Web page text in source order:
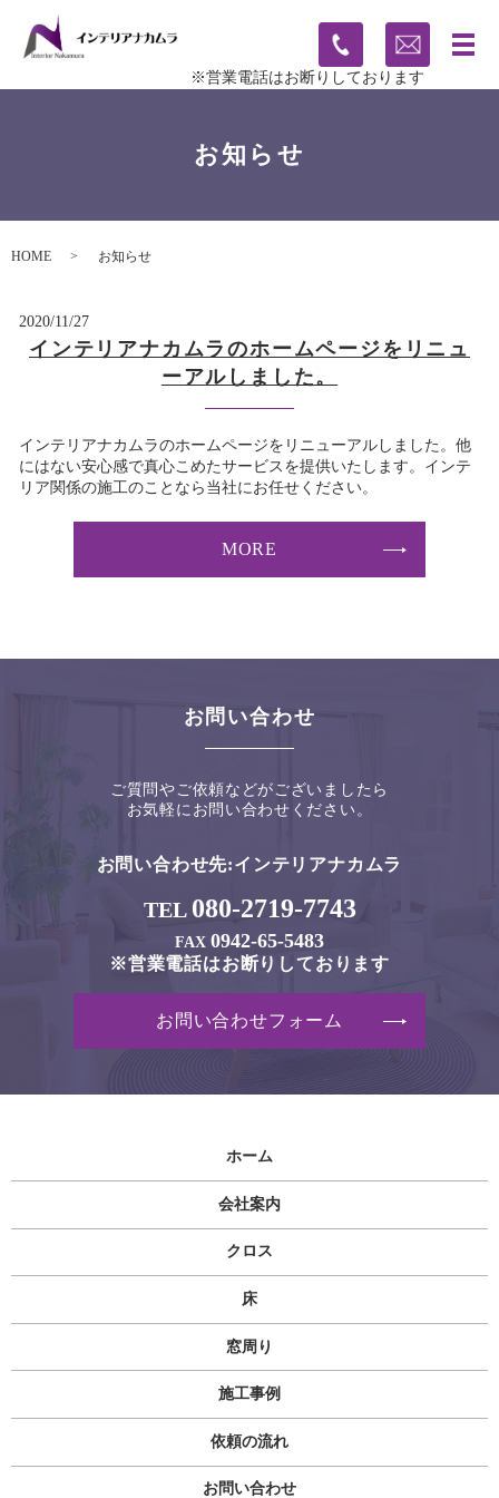
※営業電話はお断りしております
お知らせ
HOME お知らせ
2020/11/27
インテリアナカムラのホームページをリニュ
ーアルしました。
インテリアナカムラのホームページをリニューアルしました。他
にはない安心感で真心こめたサービスを提供いたします。インテ
リア関係の施工のことなら当社にお任せください。
MORE
お問い合わせ
ご質問やご依頼などがございましたら
お気軽にお問い合わせください。
お問い合わせ先:インテリアナカムラ
TEL 080-2719-7743
FAX 0942-65-5483
※営業電話はお断りしております
お問い合わせフォーム
ホーム
会社案内
クロス
床
窓周り
施工事例
依頼の流れ
お問い合わせ